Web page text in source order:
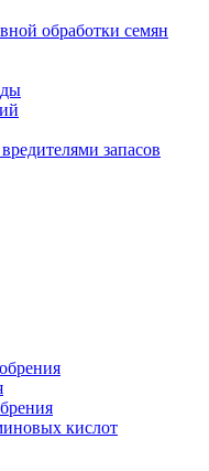
обработки семян
запасов
кислот